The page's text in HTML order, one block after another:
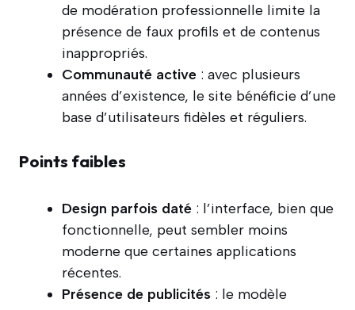
de modération professionnelle limite la
présence de faux profils et de contenus
inappropriés.
Communauté active : avec plusieurs
années d’existence, le site bénéficie d’une
base d’utilisateurs fidèles et réguliers.
Points faibles
Design parfois daté : l’interface, bien que
fonctionnelle, peut sembler moins
moderne que certaines applications
récentes.
Présence de publicités : le modèle